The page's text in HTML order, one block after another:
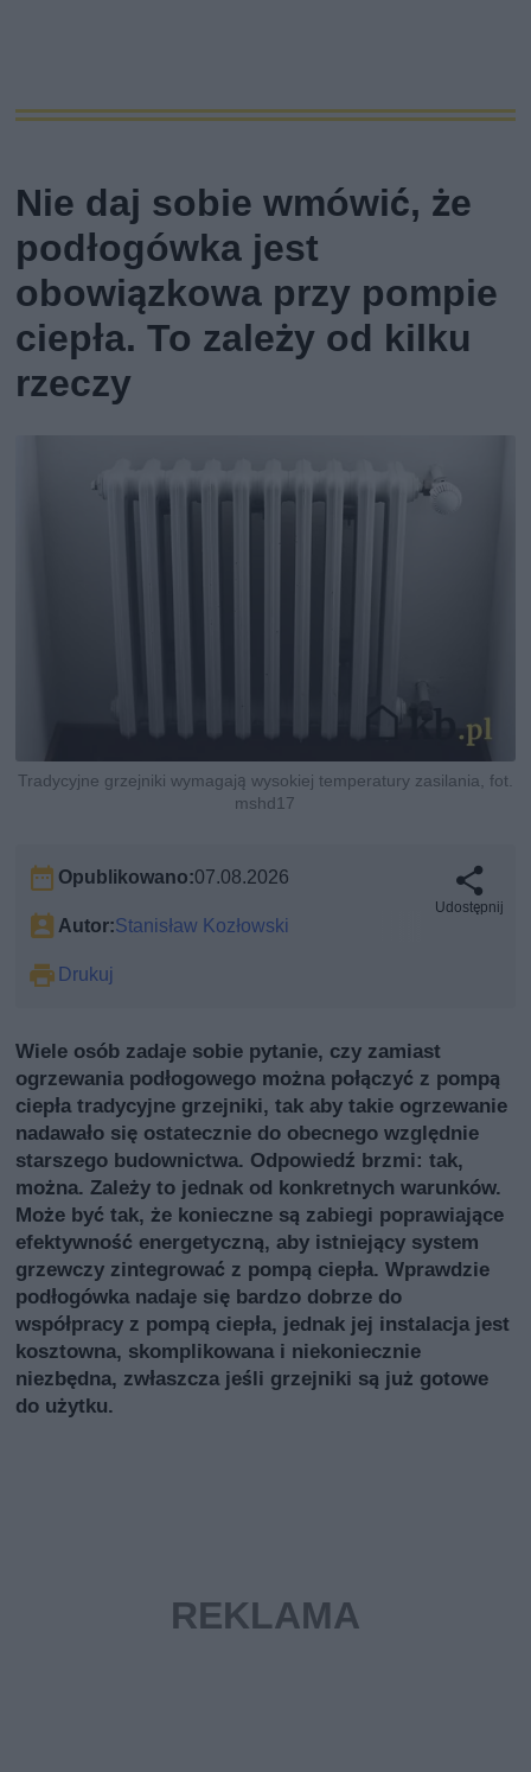
Nie daj sobie wmówić, że
podłogówka jest
obowiązkowa przy pompie
ciepła. To zależy od kilku
rzeczy
Tradycyjne grzejniki wymagają wysokiej temperatury zasilania, fot.
mshd17
Opublikowano:07.08.2026
Autor:Stanisław Kozłowski
Drukuj
Udostępnij
Wiele osób zadaje sobie pytanie, czy zamiast
ogrzewania podłogowego można połączyć z pompą
ciepła tradycyjne grzejniki, tak aby takie ogrzewanie
nadawało się ostatecznie do obecnego względnie
starszego budownictwa. Odpowiedź brzmi: tak,
można. Zależy to jednak od konkretnych warunków.
Może być tak, że konieczne są zabiegi poprawiające
efektywność energetyczną, aby istniejący system
grzewczy zintegrować z pompą ciepła. Wprawdzie
podłogówka nadaje się bardzo dobrze do
współpracy z pompą ciepła, jednak jej instalacja jest
kosztowna, skomplikowana i niekoniecznie
niezbędna, zwłaszcza jeśli grzejniki są już gotowe
do użytku.